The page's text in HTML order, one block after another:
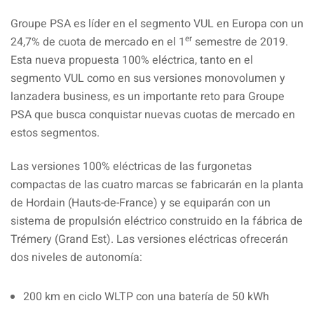
Groupe PSA es líder en el segmento VUL en Europa con un
24,7% de cuota de mercado en el 1er semestre de 2019.
Esta nueva propuesta 100% eléctrica, tanto en el
segmento VUL como en sus versiones monovolumen y
lanzadera business, es un importante reto para Groupe
PSA que busca conquistar nuevas cuotas de mercado en
estos segmentos.
Las versiones 100% eléctricas de las furgonetas
compactas de las cuatro marcas se fabricarán en la planta
de Hordain (Hauts-de-France) y se equiparán con un
sistema de propulsión eléctrico construido en la fábrica de
Trémery (Grand Est). Las versiones eléctricas ofrecerán
dos niveles de autonomía:
200 km en ciclo WLTP con una batería de 50 kWh